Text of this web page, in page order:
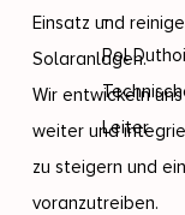
Einsatz und
Solaranlagen.
Wir entwickeln
weiter und
zu steigern und
voranzutreiben.
-
Pol
Leiter